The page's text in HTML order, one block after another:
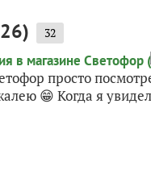
32
просто
😁 Когда я